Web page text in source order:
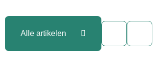
Alle artikelen